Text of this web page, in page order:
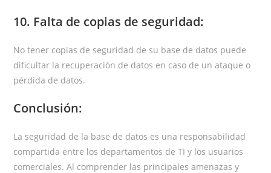
10. Falta de copias de seguridad:
No tener copias de seguridad de su base de datos puede
dificultar la recuperación de datos en caso de un ataque o
pérdida de datos.
Conclusión:
La seguridad de la base de datos es una responsabilidad
compartida entre los departamentos de TI y los usuarios
comerciales. Al comprender las principales amenazas y